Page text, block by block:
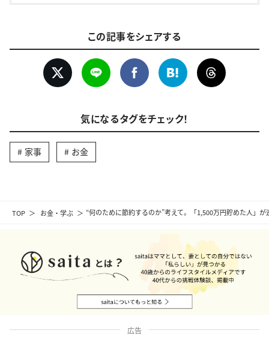
TOP お金・学ぶ “何のために節約するのか”考えて。「1,500万円貯めた人」
この記事をシェアする
気になるタグをチェック！
家事 お金
広告